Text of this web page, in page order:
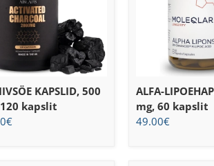
KAPSLID, 500
kapslit
€
ALFA-
mg, 60 kapslit
49.00€